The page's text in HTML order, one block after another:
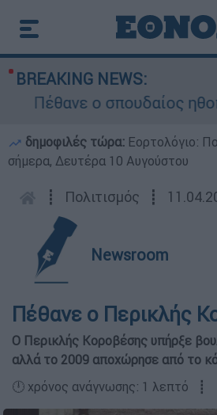
BREAKING NEWS:
Πέθανε ο σπουδαίος
δημοφιλές τώρα: Εορτολόγιο:
σήμερα, Δευτέρα 10 Αυγούστου
┋ Πολιτισμός ┋
Newsroom
Πέθανε ο Περικλής
Ο Περικλής Κοροβέσης υπήρξε
αλλά το 2009 αποχώρησε από το
🕛 χρόνος ανάγνωσης: 1 λεπτό ┋